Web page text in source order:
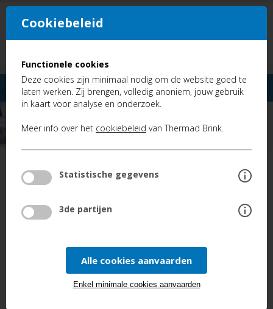
Cookiebeleid
Functionele cookies
Deze cookies zijn minimaal nodig om de website goed te
laten werken. Zij brengen, volledig anoniem, jouw gebruik
in kaart voor analyse en onderzoek.
Meer info over het cookiebeleid van Thermad Brink.
Statistische gegevens
3de partijen
Alle cookies aanvaarden
Enkel minimale cookies aanvaarden
FAQ
Brink Excellent: Foutcode E103
BRINK EXCELLENT: FOUTCODE
E103